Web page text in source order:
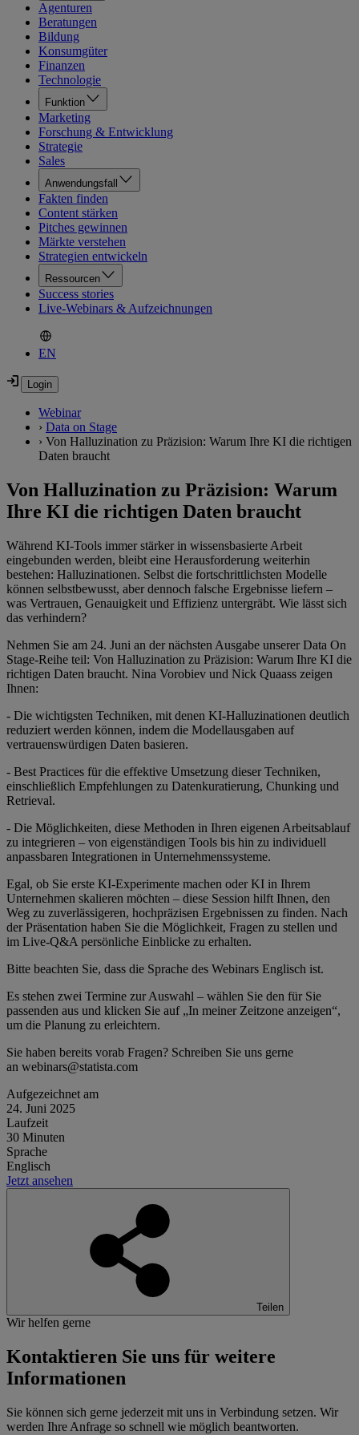
Agenturen
Beratungen
Bildung
Konsumgüter
Finanzen
Technologie
Funktion
Marketing
Forschung & Entwicklung
Strategie
Sales
Anwendungsfall
Fakten finden
Content stärken
Pitches gewinnen
Märkte verstehen
Strategien entwickeln
Ressourcen
Success stories
Live-Webinars & Aufzeichnungen
EN
Webinar
› Data on Stage
› Von Halluzination zu Präzision: Warum Ihre KI die richtigen
Daten braucht
Von Halluzination zu Präzision: Warum
Ihre KI die richtigen Daten braucht
Während KI-Tools immer stärker in wissensbasierte Arbeit
eingebunden werden, bleibt eine Herausforderung weiterhin
bestehen: Halluzinationen. Selbst die fortschrittlichsten Modelle
können selbstbewusst, aber dennoch falsche Ergebnisse liefern –
was Vertrauen, Genauigkeit und Effizienz untergräbt. Wie lässt sich
das verhindern?
Nehmen Sie am 24. Juni an der nächsten Ausgabe unserer Data On
Stage-Reihe teil: Von Halluzination zu Präzision: Warum Ihre KI die
richtigen Daten braucht. Nina Vorobiev und Nick Quaass zeigen
Ihnen:
- Die wichtigsten Techniken, mit denen KI-Halluzinationen deutlich
reduziert werden können, indem die Modellausgaben auf
vertrauenswürdigen Daten basieren.
- Best Practices für die effektive Umsetzung dieser Techniken,
einschließlich Empfehlungen zu Datenkuratierung, Chunking und
Retrieval.
- Die Möglichkeiten, diese Methoden in Ihren eigenen Arbeitsablauf
zu integrieren – von eigenständigen Tools bis hin zu individuell
anpassbaren Integrationen in Unternehmenssysteme.
Egal, ob Sie erste KI-Experimente machen oder KI in Ihrem
Unternehmen skalieren möchten – diese Session hilft Ihnen, den
Weg zu zuverlässigeren, hochpräzisen Ergebnissen zu finden. Nach
der Präsentation haben Sie die Möglichkeit, Fragen zu stellen und
im Live-Q&A persönliche Einblicke zu erhalten.
Bitte beachten Sie, dass die Sprache des Webinars Englisch ist.
Es stehen zwei Termine zur Auswahl – wählen Sie den für Sie
passenden aus und klicken Sie auf „In meiner Zeitzone anzeigen“,
um die Planung zu erleichtern.
Sie haben bereits vorab Fragen? Schreiben Sie uns gerne
an webinars@statista.com
Aufgezeichnet am
24. Juni 2025
Laufzeit
30 Minuten
Sprache
Englisch
Jetzt ansehen
Teilen
Wir helfen gerne
Kontaktieren Sie uns für weitere
Informationen
Sie können sich gerne jederzeit mit uns in Verbindung setzen. Wir
werden Ihre Anfrage so schnell wie möglich beantworten.